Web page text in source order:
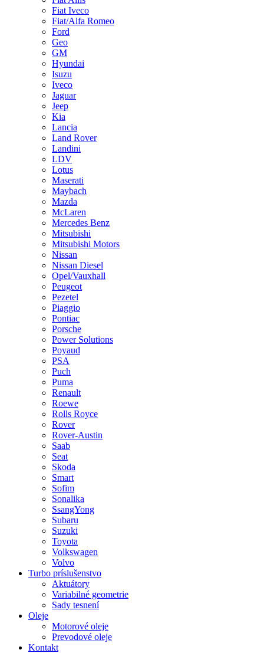
Fiat Iveco
Fiat/Alfa Romeo
Ford
Geo
GM
Hyundai
Isuzu
Iveco
Jaguar
Jeep
Kia
Lancia
Land Rover
Landini
LDV
Lotus
Maserati
Maybach
Mazda
McLaren
Mercedes Benz
Mitsubishi
Mitsubishi Motors
Nissan
Nissan Diesel
Opel/Vauxhall
Peugeot
Pezetel
Piaggio
Pontiac
Porsche
Power Solutions
Poyaud
PSA
Puch
Puma
Renault
Roewe
Rolls Royce
Rover
Rover-Austin
Saab
Seat
Skoda
Smart
Sofim
Sonalika
SsangYong
Subaru
Suzuki
Toyota
Volkswagen
Volvo
Turbo príslušenstvo
Aktuátory
Variabilné geometrie
Sady tesnení
Oleje
Motorové oleje
Prevodové oleje
Kontakt